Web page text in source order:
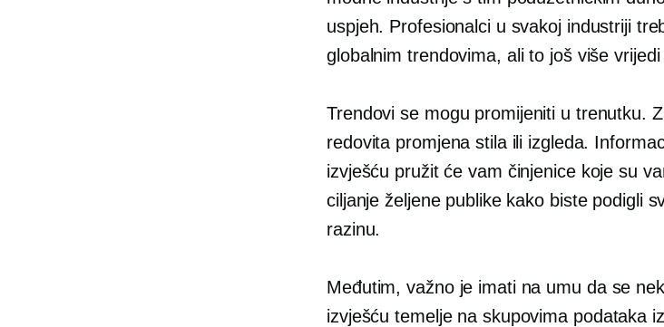
uspjeh. Profesionalci u svakoj industriji
globalnim trendovima, ali to još više
Trendovi se mogu promijeniti u trenutku.
redovita promjena stila ili izgleda.
izvješću pružit će vam činjenice koje su
ciljanje željene publike kako biste podigli
razinu.
Međutim, važno je imati na umu da se
izvješću temelje na skupovima podataka